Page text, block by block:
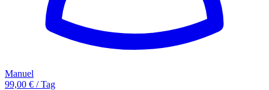
Manuel
99,00 € / Tag